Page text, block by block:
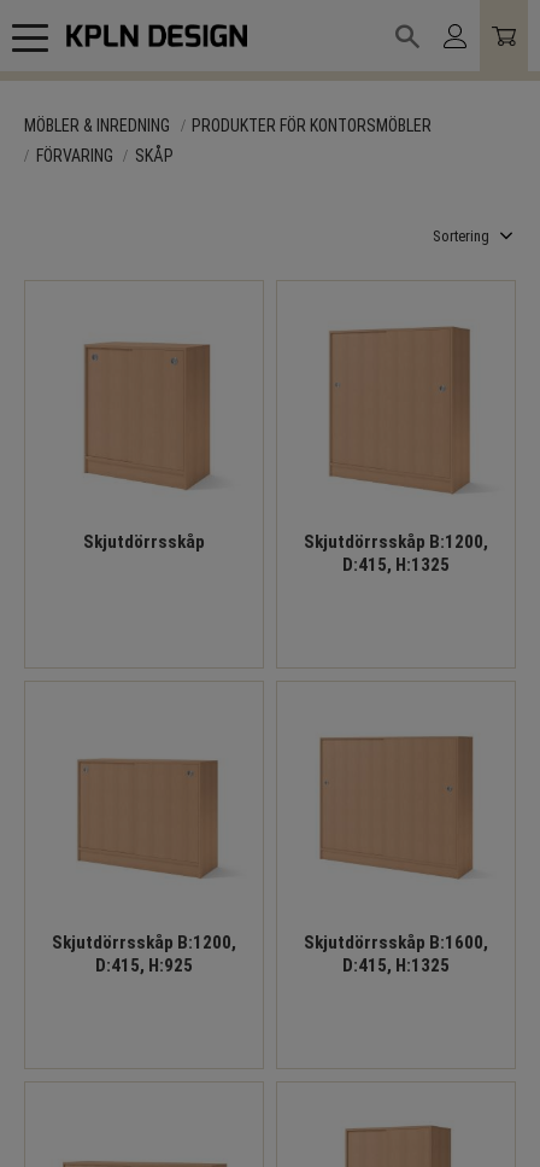
Meny
MÖBLER & INREDNING
PRODUKTER FÖR KONTORSMÖBLER
FÖRVARING
SKÅP
Skjutdörrsskåp
Skjutdörrsskåp B:1200,
D:415, H:1325
Skjutdörrsskåp B:1200,
D:415, H:925
Skjutdörrsskåp B:1600,
D:415, H:1325